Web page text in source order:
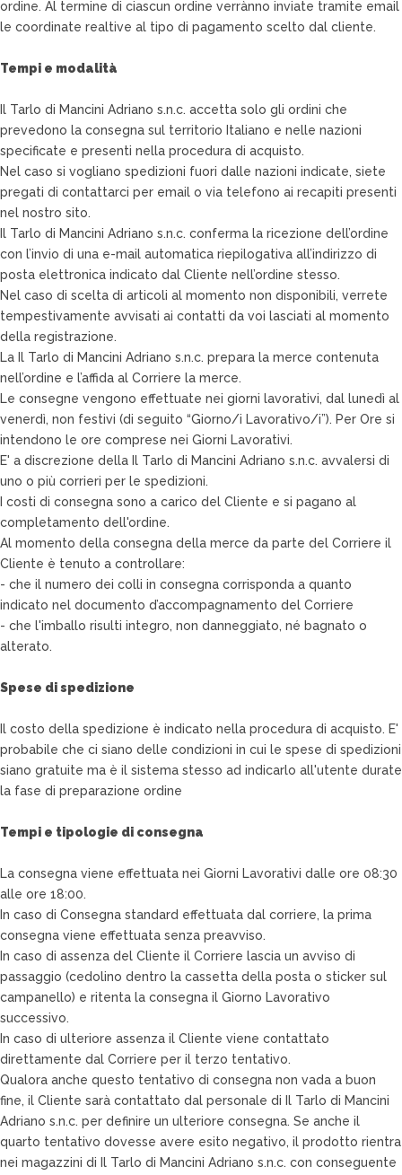
ordine. Al termine di ciascun ordine verrànno inviate tramite email
le coordinate realtive al tipo di pagamento scelto dal cliente.
Tempi e modalità
Il Tarlo di Mancini Adriano s.n.c. accetta solo gli ordini che
prevedono la consegna sul territorio Italiano e nelle nazioni
specificate e presenti nella procedura di acquisto.
Nel caso si vogliano spedizioni fuori dalle nazioni indicate, siete
pregati di contattarci per email o via telefono ai recapiti presenti
nel nostro sito.
Il Tarlo di Mancini Adriano s.n.c. conferma la ricezione dell’ordine
con l’invio di una e-mail automatica riepilogativa all’indirizzo di
posta elettronica indicato dal Cliente nell’ordine stesso.
Nel caso di scelta di articoli al momento non disponibili, verrete
tempestivamente avvisati ai contatti da voi lasciati al momento
della registrazione.
La Il Tarlo di Mancini Adriano s.n.c. prepara la merce contenuta
nell’ordine e l’affida al Corriere la merce.
Le consegne vengono effettuate nei giorni lavorativi, dal lunedì al
venerdì, non festivi (di seguito “Giorno/i Lavorativo/i”). Per Ore si
intendono le ore comprese nei Giorni Lavorativi.
E' a discrezione della Il Tarlo di Mancini Adriano s.n.c. avvalersi di
uno o più corrieri per le spedizioni.
I costi di consegna sono a carico del Cliente e si pagano al
completamento dell'ordine.
Al momento della consegna della merce da parte del Corriere il
Cliente è tenuto a controllare:
- che il numero dei colli in consegna corrisponda a quanto
indicato nel documento d’accompagnamento del Corriere
- che l'imballo risulti integro, non danneggiato, né bagnato o
alterato.
Spese di spedizione
Il costo della spedizione è indicato nella procedura di acquisto. E'
probabile che ci siano delle condizioni in cui le spese di spedizioni
siano gratuite ma è il sistema stesso ad indicarlo all'utente durate
la fase di preparazione ordine
Tempi e tipologie di consegna
La consegna viene effettuata nei Giorni Lavorativi dalle ore 08:30
alle ore 18:00.
In caso di Consegna standard effettuata dal corriere, la prima
consegna viene effettuata senza preavviso.
In caso di assenza del Cliente il Corriere lascia un avviso di
passaggio (cedolino dentro la cassetta della posta o sticker sul
campanello) e ritenta la consegna il Giorno Lavorativo
successivo.
In caso di ulteriore assenza il Cliente viene contattato
direttamente dal Corriere per il terzo tentativo.
Qualora anche questo tentativo di consegna non vada a buon
fine, il Cliente sarà contattato dal personale di Il Tarlo di Mancini
Adriano s.n.c. per definire un ulteriore consegna. Se anche il
quarto tentativo dovesse avere esito negativo, il prodotto rientra
nei magazzini di Il Tarlo di Mancini Adriano s.n.c. con conseguente